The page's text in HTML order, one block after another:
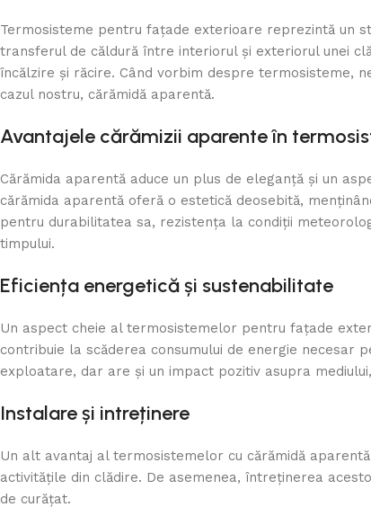
Termosisteme pentru fațade exterioare reprezintă un
transferul de căldură între interiorul și exteriorul unei
încălzire și răcire. Când vorbim despre termosisteme,
cazul nostru, cărămidă aparentă.
Avantajele cărămizii aparente în
Cărămida aparentă aduce un plus de eleganță și un
cărămida aparentă oferă o estetică deosebită,
pentru durabilitatea sa, rezistența la condiții
timpului.
Eficiența energetică și sustenabilitate
Un aspect cheie al termosistemelor pentru fațade
contribuie la scăderea consumului de energie necesar
exploatare, dar are și un impact pozitiv asupra
Instalare și intreținere
Un alt avantaj al termosistemelor cu cărămidă
activitățile din clădire. De asemenea, întreținerea
de curățat.